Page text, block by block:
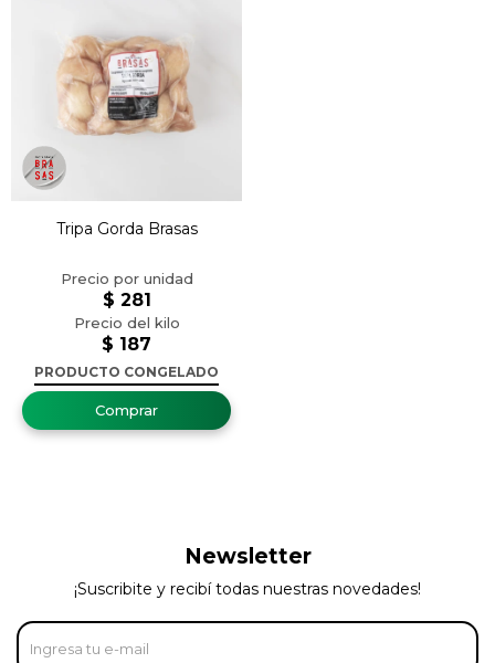
Tripa Gorda Brasas
$ 187
$ 281
PRODUCTO CONGELADO
Newsletter
¡Suscribite y recibí todas nuestras novedades!